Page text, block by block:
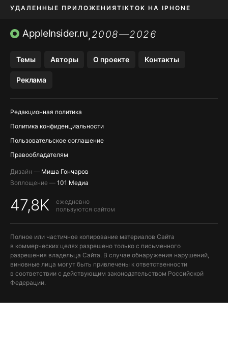
УДАЛЕННЫЕ ПРИЛОЖЕНИЯTIKTOK НА IPHONE
ПРИЛОЖЕНИЯ БЕЗ APP STORE
AppleInsider.ru,2008—2026
Темы Авторы О проекте Контакты
Реклама
Редакционная политика
Политика конфиденциальности
Пользовательское соглашение
Правообладателям
Дизайн — Миша Гончаров
Воплощение — 101 Медиа
47,8K
ежедневно
пользуются сайтом
Полное или частичное копирование материалов Сайта
в коммерческих целях разрешено только с письменного
разрешения владельца Сайта. В случае обнаружения нарушений,
виновные лица могут быть привлечены к ответственности
в соответствии с действующим законодательством Российской
Федерации.